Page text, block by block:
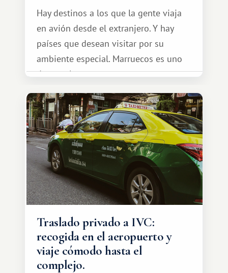
Hay destinos a los que la gente viaja
en avión desde el extranjero. Y hay
países que desean visitar por su
ambiente especial. Marruecos es uno
de esos lugares.
Traslado privado a IVC:
recogida en el aeropuerto y
viaje cómodo hasta el
complejo.